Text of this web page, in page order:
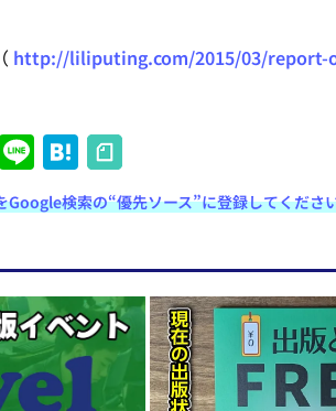
http://liliputing.com/2015/03/report-
X Li
n
e
H
at
e
n
a
Google検索の“優先ソース”に登録してくださ